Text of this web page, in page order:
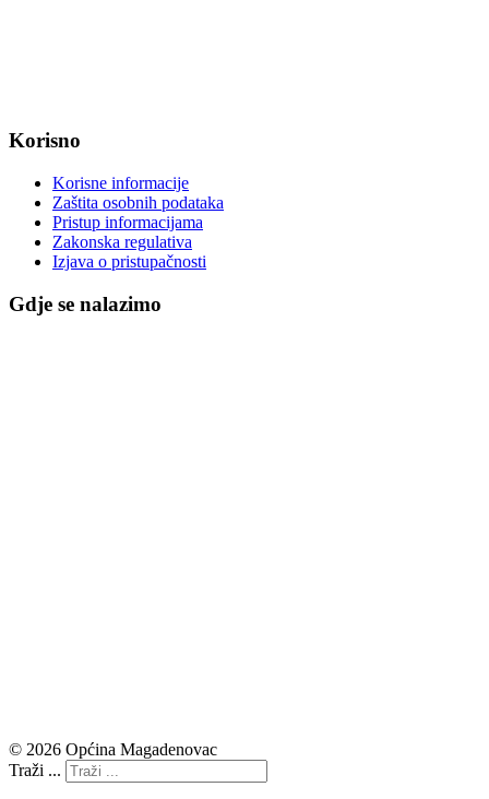
Korisno
Korisne informacije
Zaštita osobnih podataka
Pristup informacijama
Zakonska regulativa
Izjava o pristupačnosti
Gdje se nalazimo
© 2026 Općina Magadenovac
Traži ...